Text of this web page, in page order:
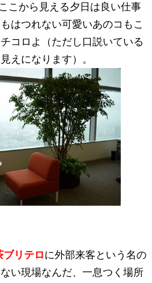
こから見える夕日は良い仕事
はつれない可愛いあのコもこ
コロよ（ただし口説いている
えになります）。
ブリテロに外部来客という名の
い現場なんだ、一息つく場所